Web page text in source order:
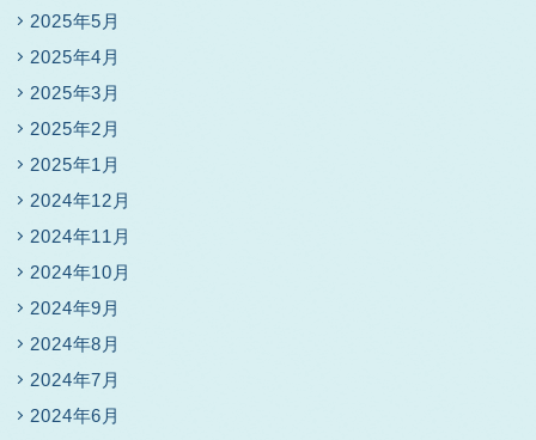
2025年5月
2025年4月
2025年3月
2025年2月
2025年1月
2024年12月
2024年11月
2024年10月
2024年9月
2024年8月
2024年7月
2024年6月